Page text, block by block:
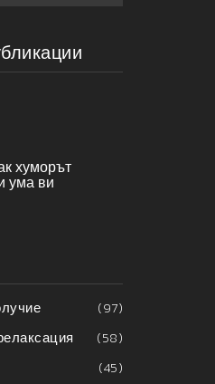
хуморът
ума ви
(97)
(58)
(45)